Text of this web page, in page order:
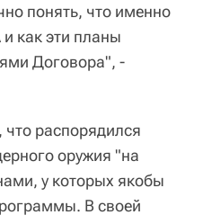
понять, что именно
как эти планы
Договора", -
распорядился
оружия "на
у которых якобы
В своей